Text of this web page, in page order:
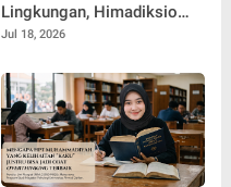
Lingkungan, Himadiksio
Untirta Gelar Dialog
dari Desa"
Jul 18, 2026